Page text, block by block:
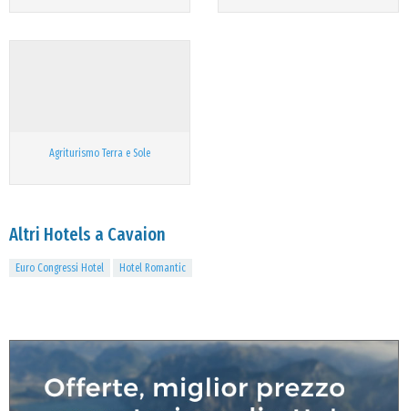
Agriturismo Terra e Sole
Altri Hotels a Cavaion
Euro Congressi Hotel Hotel Romantic